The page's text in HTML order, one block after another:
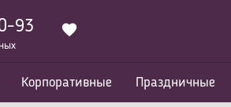
93
Корпоративные Праздничные